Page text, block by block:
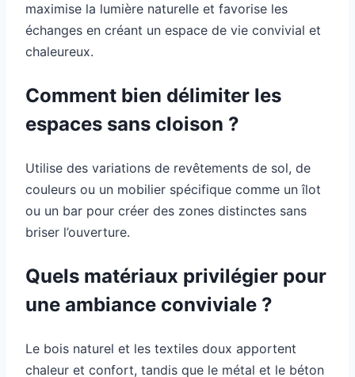
maximise la lumière naturelle et favorise les
échanges en créant un espace de vie convivial et
chaleureux.
Comment bien délimiter les
espaces sans cloison ?
Utilise des variations de revêtements de sol, de
couleurs ou un mobilier spécifique comme un îlot
ou un bar pour créer des zones distinctes sans
briser l’ouverture.
Quels matériaux privilégier pour
une ambiance conviviale ?
Le bois naturel et les textiles doux apportent
chaleur et confort, tandis que le métal et le béton